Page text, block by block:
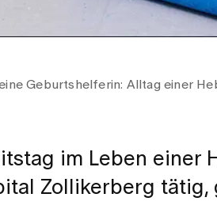
Geburtshelferin: Alltag einer
im Leben einer
Zollikerberg